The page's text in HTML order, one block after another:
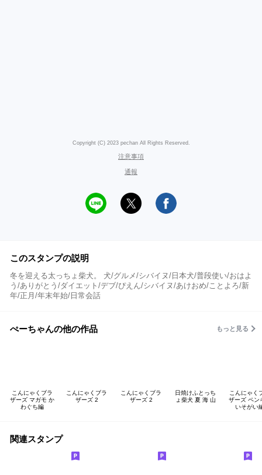
Copyright (C) 2023 pechan All Rights Reserved.
注意事項
通報
このスタンプの説明
冬を迎える太っちょ柴犬。 犬/グルメ/シバイヌ/日本犬/普段使い/おはよ
う/ありがとう/ダイエット/デブ/ぴえん/シバイヌ/あけおめ/ことよろ/新
年/正月/年末年始/日常会話
ぺーちゃんの他の作品 もっと見る
こんにゃくブラ
ザーズ マガモ か
わぐち編
こんにゃくブラ
ザーズ 2
こんにゃくブラ
ザーズ 2
日焼けふとっち
ょ柴犬 夏 海 山
こんにゃく
ザーズ ペン
いそがい
関連スタンプ